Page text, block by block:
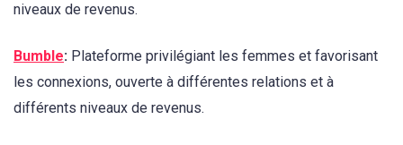
niveaux de revenus.
Bumble: Plateforme privilégiant les femmes et favorisant
les connexions, ouverte à différentes relations et à
différents niveaux de revenus.